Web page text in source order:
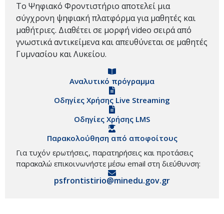
Το Ψηφιακό Φροντιστήριο αποτελεί μια
σύγχρονη ψηφιακή πλατφόρμα για μαθητές και
μαθήτριες. Διαθέτει σε μορφή video σειρά από
γνωστικά αντικείμενα και απευθύνεται σε μαθητές
Γυμνασίου και Λυκείου.
Αναλυτικό πρόγραμμα
Οδηγίες Χρήσης Live Streaming
Οδηγίες Χρήσης LMS
Παρακολούθηση από αποφοίτους
Για τυχόν ερωτήσεις, παρατηρήσεις και προτάσεις
παρακαλώ επικοινωνήστε μέσω email στη διεύθυνση:
psfrontistirio@minedu.gov.gr